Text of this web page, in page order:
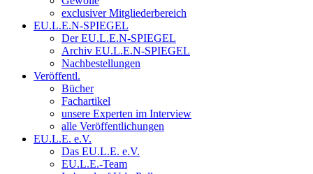
exclusiver Mitgliederbereich
EU.L.E.N-SPIEGEL
Der EU.L.E.N-SPIEGEL
Archiv EU.L.E.N-SPIEGEL
Nachbestellungen
Veröffentl.
Bücher
Fachartikel
unsere Experten im Interview
alle Veröffentlichungen
EU.L.E. e.V.
Das EU.L.E. e.V.
EU.L.E.-Team